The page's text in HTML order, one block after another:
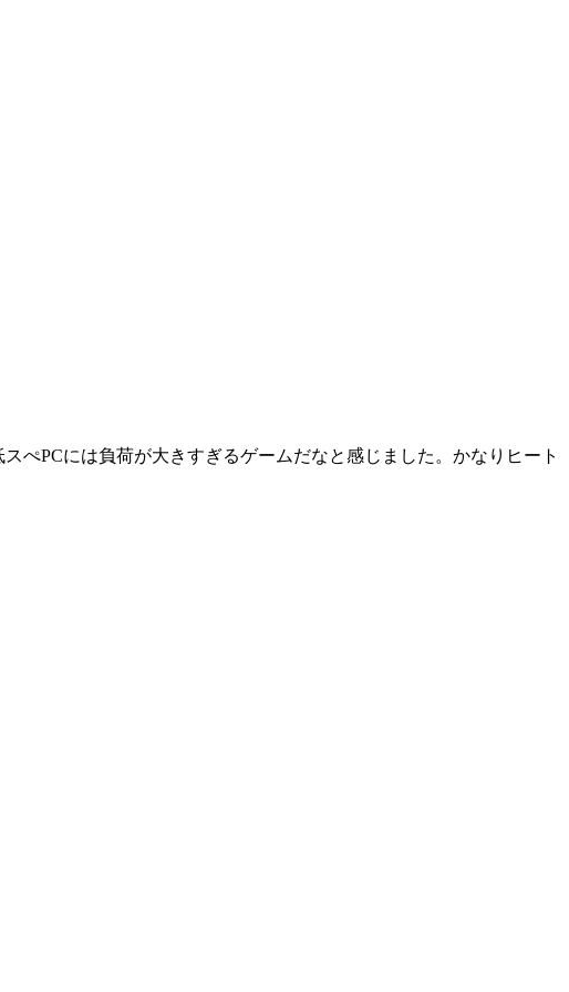
ぺPCには負荷が大きすぎるゲームだなと感じました。かなりヒート